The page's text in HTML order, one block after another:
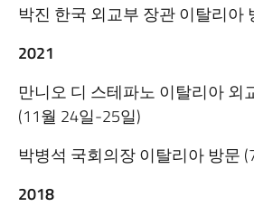
박진 한국 외교부 장관 이탈리아
2021
만니오 디 스테파노 이탈리아 외
(11월 24일-25일)
박병석 국회의장 이탈리아 방문
2018